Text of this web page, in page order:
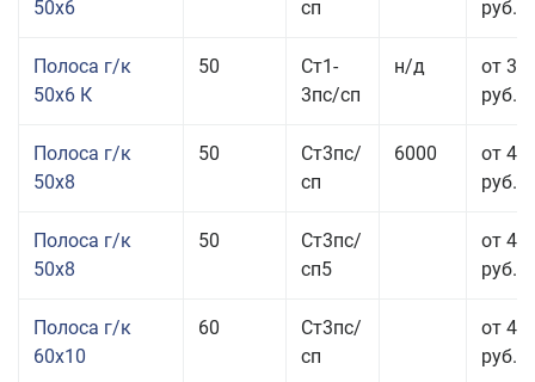
50x6
сп
руб.
Полоса г/к
50x6 К
50
Ст1-
3пс/сп
н/д
от 35
руб.
Полоса г/к
50x8
50
Ст3пс/
сп
6000
от 45
руб.
Полоса г/к
50x8
50
Ст3пс/
сп5
от 45
руб.
Полоса г/к
60x10
60
Ст3пс/
сп
от 41
руб.